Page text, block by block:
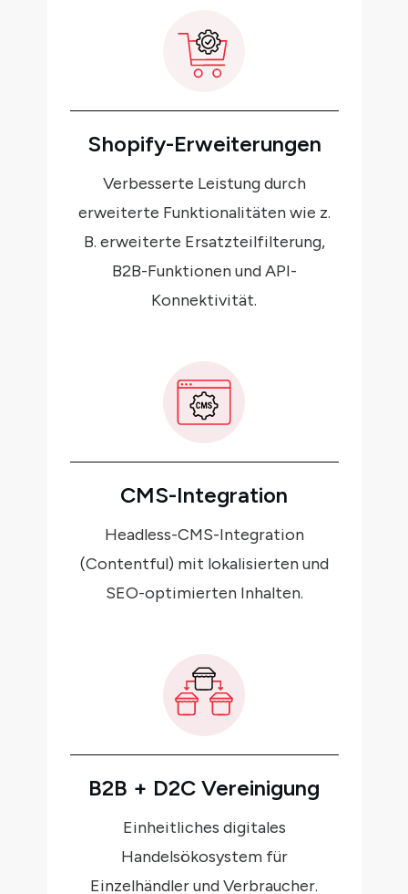
Shopify-Erweiterungen
Verbesserte Leistung durch
erweiterte Funktionalitäten wie z.
B. erweiterte Ersatzteilfilterung,
B2B-Funktionen und API-
Konnektivität.
CMS-Integration
Headless-CMS-Integration
(Contentful) mit lokalisierten und
SEO-optimierten Inhalten.
B2B + D2C Vereinigung
Einheitliches digitales
Handelsökosystem für
Einzelhändler und Verbraucher.